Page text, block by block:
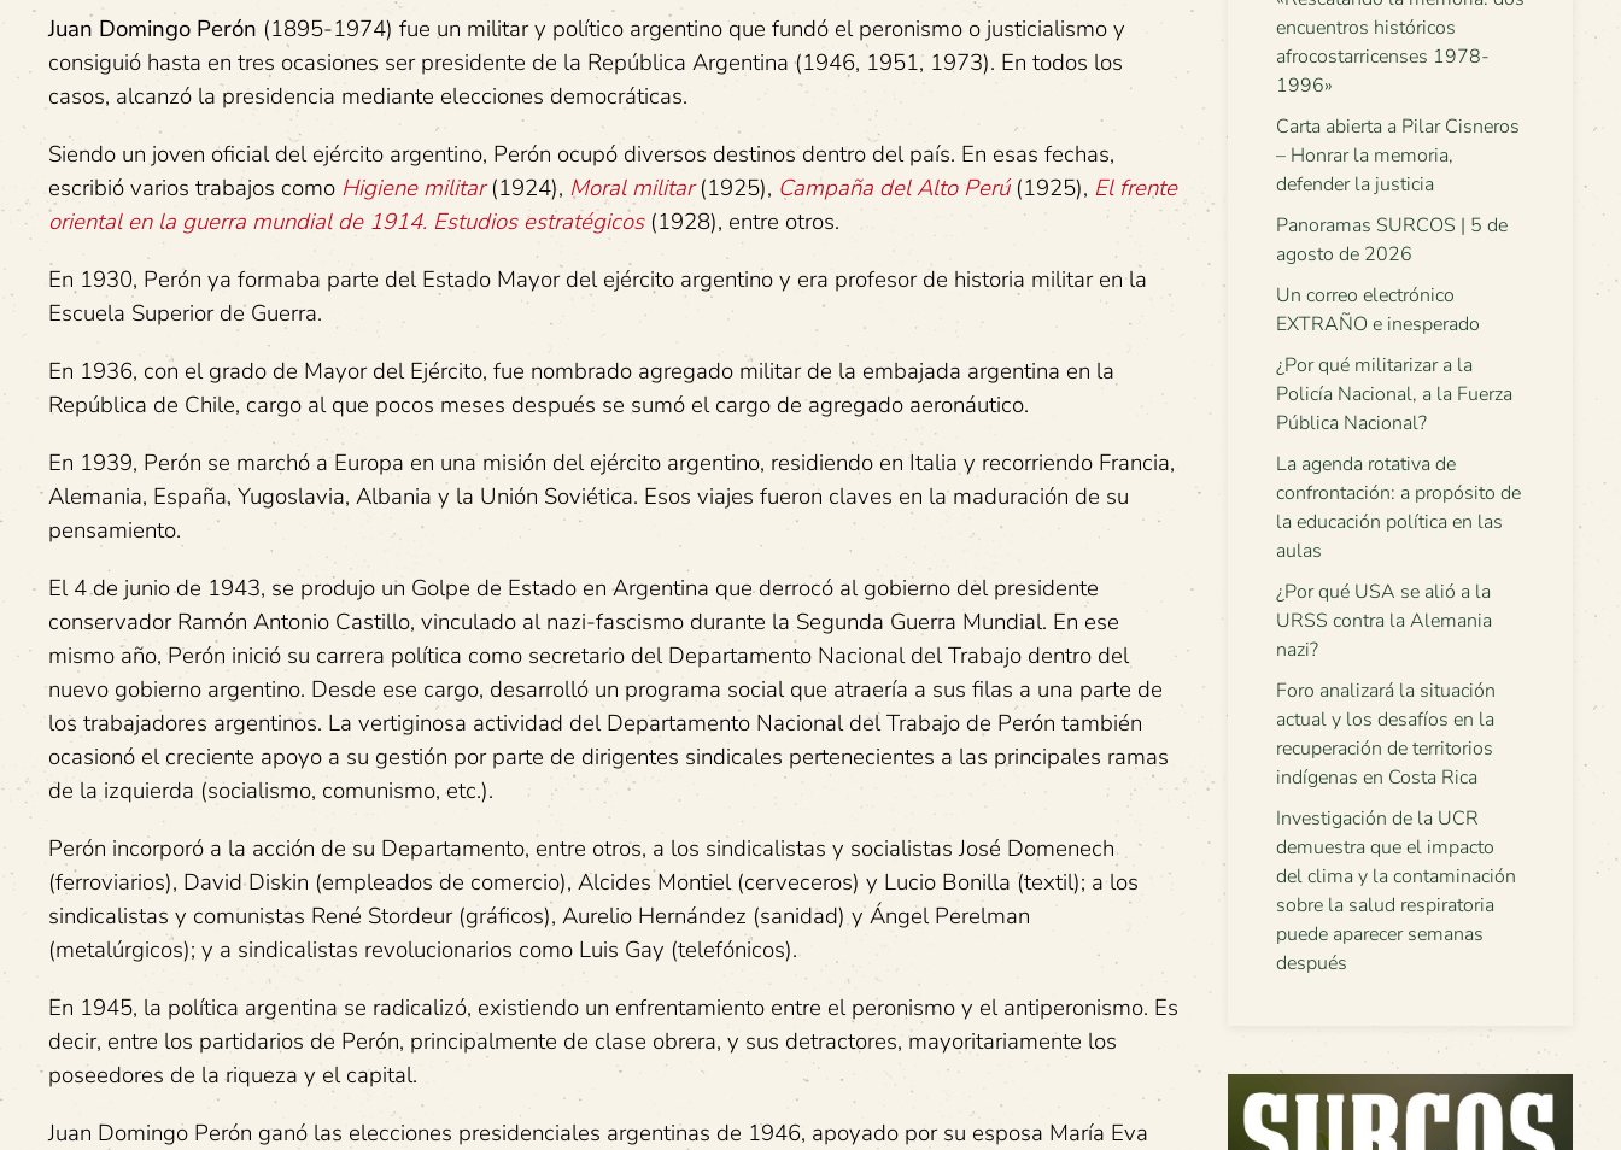
Juan Domingo Perón (1895-1974) fue un militar y político argentino que fundó el peronismo o justicialismo y
consiguió hasta en tres ocasiones ser presidente de la República Argentina (1946, 1951, 1973). En todos los
casos, alcanzó la presidencia mediante elecciones democráticas.
Siendo un joven oficial del ejército argentino, Perón ocupó diversos destinos dentro del país. En esas fechas,
escribió varios trabajos como Higiene militar(1924), Moral militar(1925), Campaña del Alto Perú(1925), El frente
oriental en la guerra mundial de 1914. Estudios estratégicos(1928), entre otros.
En 1930, Perón ya formaba parte del Estado Mayor del ejército argentino y era profesor de historia militar en la
Escuela Superior de Guerra.
En 1936, con el grado de Mayor del Ejército, fue nombrado agregado militar de la embajada argentina en la
República de Chile, cargo al que pocos meses después se sumó el cargo de agregado aeronáutico.
En 1939, Perón se marchó a Europa en una misión del ejército argentino, residiendo en Italia y recorriendo Francia,
Alemania, España, Yugoslavia, Albania y la Unión Soviética. Esos viajes fueron claves en la maduración de su
pensamiento.
El 4 de junio de 1943, se produjo un Golpe de Estado en Argentina que derrocó al gobierno del presidente
conservador Ramón Antonio Castillo, vinculado al nazi-fascismo durante la Segunda Guerra Mundial. En ese
mismo año, Perón inició su carrera política como secretario del Departamento Nacional del Trabajo dentro del
nuevo gobierno argentino. Desde ese cargo, desarrolló un programa social que atraería a sus filas a una parte de
los trabajadores argentinos. La vertiginosa actividad del Departamento Nacional del Trabajo de Perón también
ocasionó el creciente apoyo a su gestión por parte de dirigentes sindicales pertenecientes a las principales ramas
de la izquierda (socialismo, comunismo, etc.).
Perón incorporó a la acción de su Departamento, entre otros, a los sindicalistas y socialistas José Domenech
(ferroviarios), David Diskin (empleados de comercio), Alcides Montiel (cerveceros) y Lucio Bonilla (textil); a los
sindicalistas y comunistas René Stordeur (gráficos), Aurelio Hernández (sanidad) y Ángel Perelman
(metalúrgicos); y a sindicalistas revolucionarios como Luis Gay (telefónicos).
En 1945, la política argentina se radicalizó, existiendo un enfrentamiento entre el peronismo y el antiperonismo. Es
decir, entre los partidarios de Perón, principalmente de clase obrera, y sus detractores, mayoritariamente los
poseedores de la riqueza y el capital.
Juan Domingo Perón ganó las elecciones presidenciales argentinas de 1946, apoyado por su esposa María Eva
encuentros históricos
afrocostarricenses 1978-
1996»
Carta abierta a Pilar Cisneros
– Honrar la memoria,
defender la justicia
Panoramas SURCOS | 5 de
agosto de 2026
Un correo electrónico
EXTRAÑO e inesperado
¿Por qué militarizar a la
Policía Nacional, a la Fuerza
Pública Nacional?
La agenda rotativa de
confrontación: a propósito de
la educación política en las
aulas
¿Por qué USA se alió a la
URSS contra la Alemania
nazi?
Foro analizará la situación
actual y los desafíos en la
recuperación de territorios
indígenas en Costa Rica
Investigación de la UCR
demuestra que el impacto
del clima y la contaminación
sobre la salud respiratoria
puede aparecer semanas
después